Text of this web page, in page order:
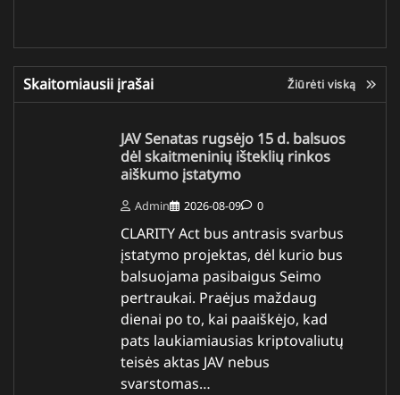
Skaitomiausii įrašai Žiūrėti viską
JAV Senatas rugsėjo 15 d. balsuos
dėl skaitmeninių išteklių rinkos
aiškumo įstatymo
Admin 2026-08-09 0
CLARITY Act bus antrasis svarbus
įstatymo projektas, dėl kurio bus
balsuojama pasibaigus Seimo
pertraukai. Praėjus maždaug
dienai po to, kai paaiškėjo, kad
pats laukiamiausias kriptovaliutų
teisės aktas JAV nebus
svarstomas…